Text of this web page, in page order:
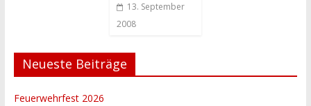
13. September
2008
Neueste Beiträge
Feuerwehrfest 2026